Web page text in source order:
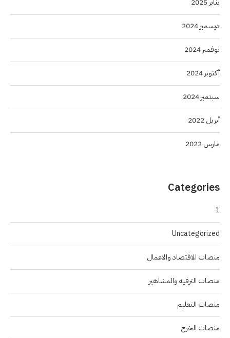
يناير 2025
ديسمبر 2024
نوفمبر 2024
أكتوبر 2024
سبتمبر 2024
أبريل 2022
مارس 2022
Categories
1
Uncategorized
منصات الاقتصاد والاعمال
منصات الترفيه والمشاهير
منصات التعليم
منصات الخرج